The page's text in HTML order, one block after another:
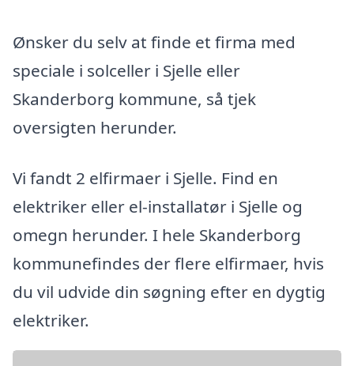
Ønsker du selv at finde et firma med
speciale i solceller i Sjelle eller
Skanderborg kommune, så tjek
oversigten herunder.
Vi fandt 2 elfirmaer i Sjelle. Find en
elektriker eller el-installatør i Sjelle og
omegn herunder. I hele Skanderborg
kommunefindes der flere elfirmaer, hvis
du vil udvide din søgning efter en dygtig
elektriker.